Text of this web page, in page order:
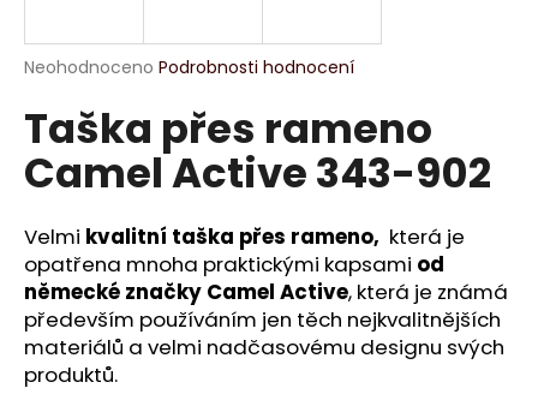
Průměrné
produktu
0,0
z
hvězdiček.
Neohodnoceno Podrobnosti hodnocení
Taška přes rameno
Camel Active 343-902
Velmi kvalitní taška přes rameno, která je
opatřena mnoha praktickými kapsami od
německé značky Camel Active, která je známá
především používáním jen těch nejkvalitnějších
materiálů a velmi nadčasovému designu svých
produktů.
j
t
?
HLEDAT
D